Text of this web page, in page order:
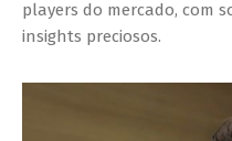
players do mercado, com
insights preciosos.